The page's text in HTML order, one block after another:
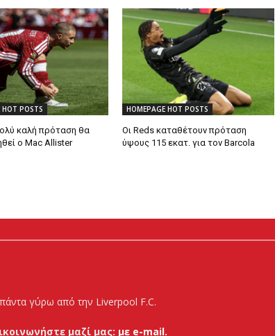
HOT POSTS
καλή πρόταση θα
ο Mac Allister
HOMEPAGE HOT POSTS
Οι Reds καταθέτουν πρόταση
ύψους 115 εκατ. για τον Barcola
γύρω από την Liverpool F.C.
μαζί μας: με e-mail.